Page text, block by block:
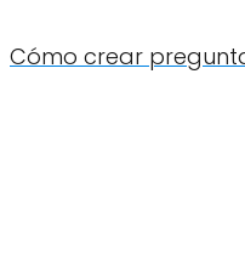
Cómo crear